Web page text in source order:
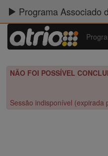
Programa Associado
NÃO FOI POSSÍVEL
Sessão indisponível